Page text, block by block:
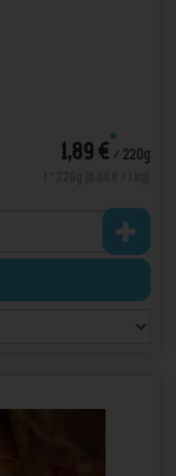
1,89 €*/ 220g